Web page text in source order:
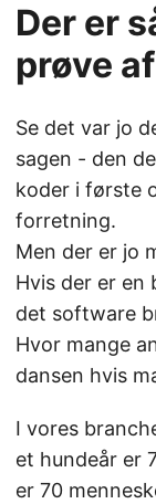
Der er
prøve af
Se det var jo
sagen - den
koder i første
forretning.
Men der er jo
Hvis der er
det software
Hvor mange
dansen hvis
I vores
et hundeår er
er 70